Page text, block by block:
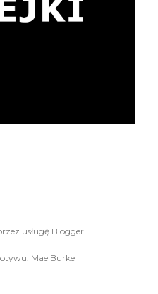
usługę Blogger
Mae Burke